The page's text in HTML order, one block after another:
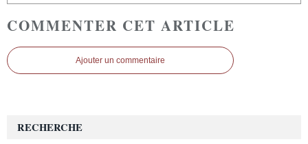
COMMENTER CET ARTICLE
Ajouter un commentaire
RECHERCHE